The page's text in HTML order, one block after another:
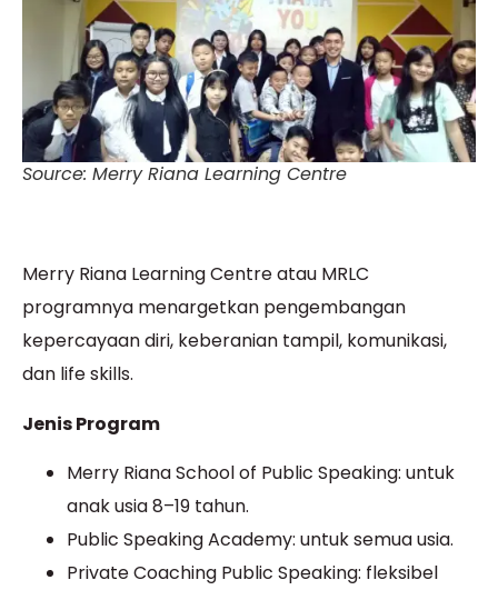
Source: Merry Riana Learning Centre
Merry Riana Learning Centre atau MRLC
programnya menargetkan pengembangan
kepercayaan diri, keberanian tampil, komunikasi,
dan life skills.
Jenis Program
Merry Riana School of Public Speaking: untuk
anak usia 8–19 tahun.
Public Speaking Academy: untuk semua usia.
Private Coaching Public Speaking: fleksibel